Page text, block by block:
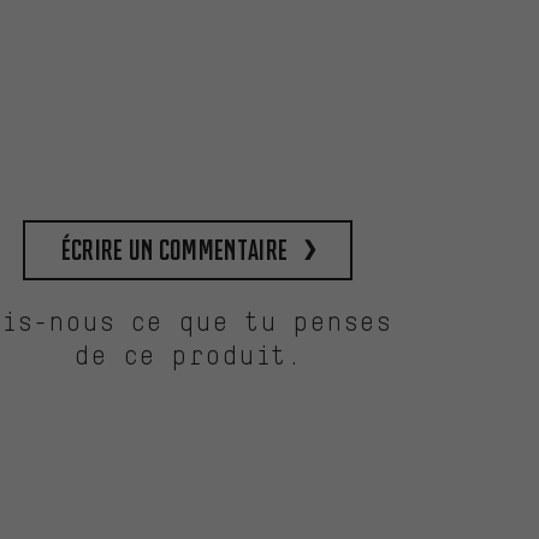
Écrire un commentaire
nous ce que tu penses
de ce produit.